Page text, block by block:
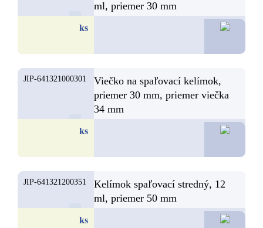
ml, priemer 30 mm
ks
JIP-641321000301
Viečko na spaľovací kelímok,
priemer 30 mm, priemer viečka
34 mm
ks
JIP-641321200351
Kelímok spaľovací stredný, 12
ml, priemer 50 mm
ks